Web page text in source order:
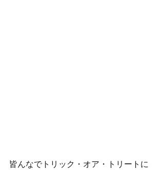
皆んなでトリック・オア・トリートに